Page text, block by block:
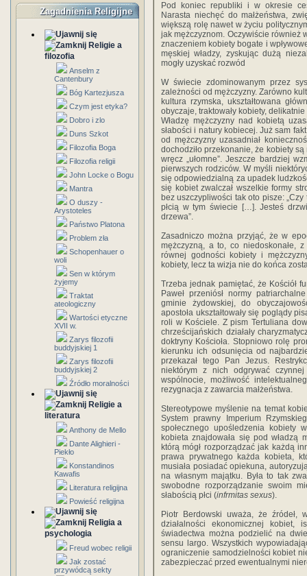
Zagadnienia Religijne
Religie a
filozofia
Anselm z
Cantenbury
Bóg Kartezjusza
Czym jest etyka?
Dobro i zlo
Duns Szkot
Filozofia Boga
Filozofia religii
John Locke o Bogu
Mantra
O duszy -
Arystoteles
Państwo Platona
Problem zła
Schopenhauer o
woli
Sen w którym
żyjemy
Traktat
ateologiczny
Wartości etyczne
XVII w.
Zarys filozofii
buddyjskiej 1
Zarys filozofii
buddyjskiej 2
Źródło moralności
Religie a
literatura
Anthony de Mello
Dante Alighieri -
Piekło
Konstandinos
Kawafis
Literatura religijna
Powieść religijna
Religia a
psychologia
Freud wobec religii
Jak zostać
przywódcą sekty
Pod koniec republiki i w okresie
Narasta niechęć do małżeństwa,
większą rolę nawet w życiu
jak mężczyznom. Oczywiście również
znaczeniem kobiety bogate i
męskiej władzy, zyskując dużą
mogły uzyskać rozwód
W świecie zdominowanym przez
zależności od mężczyzny. Zarówno
kultura rzymska, ukształtowana
obyczaje, traktowały kobiety,
Władzę mężczyzny nad kobietą
słabości i natury kobiecej. Już sam
od mężczyzny uzasadniał
dochodziło przekonanie, że kobiety
wręcz „ułomne”. Jeszcze bardziej
pierwszych rodziców. W myśli
się odpowiedzialną za upadek
się kobiet zwalczał wszelkie formy
bez uszczypliwości tak oto pisze:
płcią w tym świecie […]. Jesteś
drzewa”.
Zasadniczo można przyjąć, że w
mężczyzną, a to, co niedoskonałe,
równej godności kobiety i
kobiety, lecz ta wizja nie do końca
Trzeba jednak pamiętać, że Kościół
Paweł przeniósł normy
gminie żydowskiej, do
apostoła ukształtowały się poglądy
roli w Kościele. Z pism Tertuliana
chrześcijańskich działały
doktryny Kościoła. Stopniowo rolę
kierunku ich odsunięcia od
przekazał tego Pan Jezus.
niektórym z nich odgrywać
wspólnocie, możliwość
rezygnacja z zawarcia małżeństwa.
Stereotypowe myślenie na temat
System prawny Imperium
społecznego upośledzenia kobiety
kobieta znajdowała się pod władzą
którą mógł rozporządzać jak każdą
prawa prywatnego każda kobieta,
musiała posiadać opiekuna,
na własnym majątku. Była to tak
swobodne rozporządzanie swoim
słabością płci (infrmitas sexus).
Piotr Berdowski uważa, że źródeł,
działalności ekonomicznej kobiet,
świadectwa można podzielić na
sensu largo. Wszystkich
ograniczenie samodzielności kobiet
zabezpieczać przed ewentualnymi